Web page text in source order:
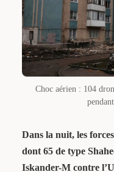
Choc aérien : 104
Dans la nuit, les
dont 65 de type
Iskander-M contre